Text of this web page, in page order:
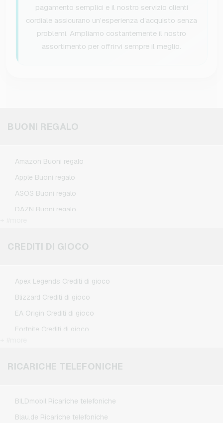
pagamento semplici e il nostro servizio clienti
cordiale assicurano un’esperienza d’acquisto senza
problemi. Ampliamo costantemente il nostro
assortimento per offrirvi sempre il meglio.
BUONI REGALO
Amazon Buoni regalo
Apple Buoni regalo
ASOS Buoni regalo
DAZN Buoni regalo
Flixbus Buoni regalo
TikTok Buoni regalo
Zalando Buoni regalo
CREDITI DI GIOCO
Apex Legends Crediti di gioco
Blizzard Crediti di gioco
EA Origin Crediti di gioco
Fortnite Crediti di gioco
Minecraft Crediti di gioco
RICARICHE TELEFONICHE
BILDmobil Ricariche telefoniche
Blau.de Ricariche telefoniche